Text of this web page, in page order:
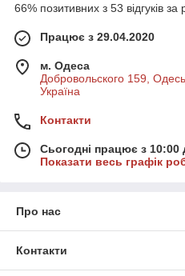
66% позитивних з 53 відгуків за
Працює з 29.04.2020
м. Одеса
Добровольского 159,
Україна
Контакти
Сьогодні працює з 10:00
Показати весь графік
Про нас
Контакти